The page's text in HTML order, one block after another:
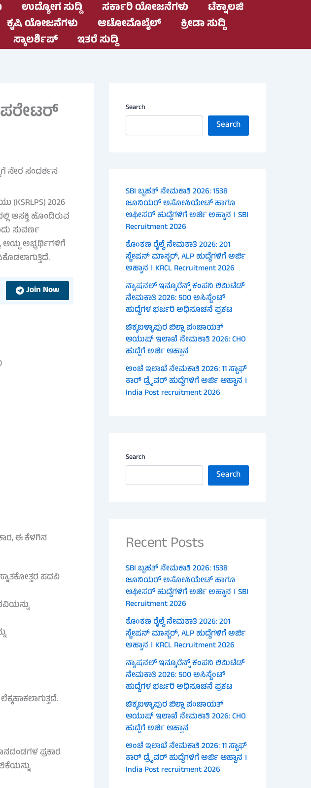
ಉದ್ಯೋಗ ಸುದ್ದಿ ಸರ್ಕಾರಿ ಯೋಜನೆಗಳು
ಟೆಕ್ನಾಲಜಿ
ಕೃಷಿ ಯೋಜನೆಗಳು ಆಟೋಮೊಬೈಲ್
ಕ್ರೀಡಾ ಸುದ್ದಿ
ಸ್ಕಾಲರ್ಶಿಪ್ ಇತರೆ ಸುದ್ದಿ
(KSRLPS) 2026
ಆಸಕ್ತಿ ಹೊಂದಿರುವ
ಸುವರ್ಣ
ಆಯ್ದ ಅಭ್ಯರ್ಥಿಗಳಿಗೆ
Join Now
ಈ ಕೆಳಗಿನ
ಪದವಿ
ಪ್ರಕಾರ
Search
Search
SBI ಬೃಹತ್ ನೇಮಕಾತಿ 2026: 1538
ಜೂನಿಯರ್ ಅಸೋಸಿಯೇಟ್ ಹಾಗೂ
ಆಫೀಸರ್ ಹುದ್ದೆಗಳಿಗೆ ಅರ್ಜಿ ಅಹ್ವಾನ । SBI
Recruitment 2026
ಕೊಂಕಣ ರೈಲ್ವೆ ನೇಮಕಾತಿ 2026: 201
ಸ್ಟೇಷನ್ ಮಾಸ್ಟರ್, ALP ಹುದ್ದೆಗಳಿಗೆ ಅರ್ಜಿ
ಅಹ್ವಾನ । KRCL Recruitment 2026
ನ್ಯಾಷನಲ್ ಇನ್ಶೂರೆನ್ಸ್ ಕಂಪನಿ ಲಿಮಿಟೆಡ್
ನೇಮಕಾತಿ 2026: 500 ಅಸಿಸ್ಟೆಂಟ್
ಹುದ್ದೆಗಳ ಭರ್ಜರಿ ಅಧಿಸೂಚನೆ ಪ್ರಕಟ
ಚಿಕ್ಕಬಳ್ಳಾಪುರ ಜಿಲ್ಲಾ ಪಂಚಾಯತ್
ಆಯುಷ್ ಇಲಾಖೆ ನೇಮಕಾತಿ 2026: CHO
ಹುದ್ದೆಗೆ ಅರ್ಜಿ ಆಹ್ವಾನ
ಅಂಚೆ ಇಲಾಖೆ ನೇಮಕಾತಿ 2026: 11 ಸ್ಟಾಫ್
ಕಾರ್ ಡ್ರೈವರ್ ಹುದ್ದೆಗಳಿಗೆ ಅರ್ಜಿ ಆಹ್ವಾನ ।
India Post recruitment 2026
Search
Search
Recent Posts
SBI ಬೃಹತ್ ನೇಮಕಾತಿ 2026: 1538
ಜೂನಿಯರ್ ಅಸೋಸಿಯೇಟ್ ಹಾಗೂ
ಆಫೀಸರ್ ಹುದ್ದೆಗಳಿಗೆ ಅರ್ಜಿ ಅಹ್ವಾನ । SBI
Recruitment 2026
ಕೊಂಕಣ ರೈಲ್ವೆ ನೇಮಕಾತಿ 2026: 201
ಸ್ಟೇಷನ್ ಮಾಸ್ಟರ್, ALP ಹುದ್ದೆಗಳಿಗೆ ಅರ್ಜಿ
ಅಹ್ವಾನ । KRCL Recruitment 2026
ನ್ಯಾಷನಲ್ ಇನ್ಶೂರೆನ್ಸ್ ಕಂಪನಿ ಲಿಮಿಟೆಡ್
ನೇಮಕಾತಿ 2026: 500 ಅಸಿಸ್ಟೆಂಟ್
ಹುದ್ದೆಗಳ ಭರ್ಜರಿ ಅಧಿಸೂಚನೆ ಪ್ರಕಟ
ಚಿಕ್ಕಬಳ್ಳಾಪುರ ಜಿಲ್ಲಾ ಪಂಚಾಯತ್
ಆಯುಷ್ ಇಲಾಖೆ ನೇಮಕಾತಿ 2026: CHO
ಹುದ್ದೆಗೆ ಅರ್ಜಿ ಆಹ್ವಾನ
ಅಂಚೆ ಇಲಾಖೆ ನೇಮಕಾತಿ 2026: 11 ಸ್ಟಾಫ್
ಕಾರ್ ಡ್ರೈವರ್ ಹುದ್ದೆಗಳಿಗೆ ಅರ್ಜಿ ಆಹ್ವಾನ ।
India Post recruitment 2026